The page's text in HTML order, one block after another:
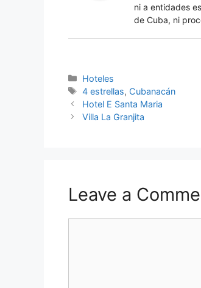
ni a entidades
de Cuba, ni
Categories
Hoteles
Tags
4 estrellas, Cubanacán
Hotel E Santa Maria
Villa La Granjita
Leave a